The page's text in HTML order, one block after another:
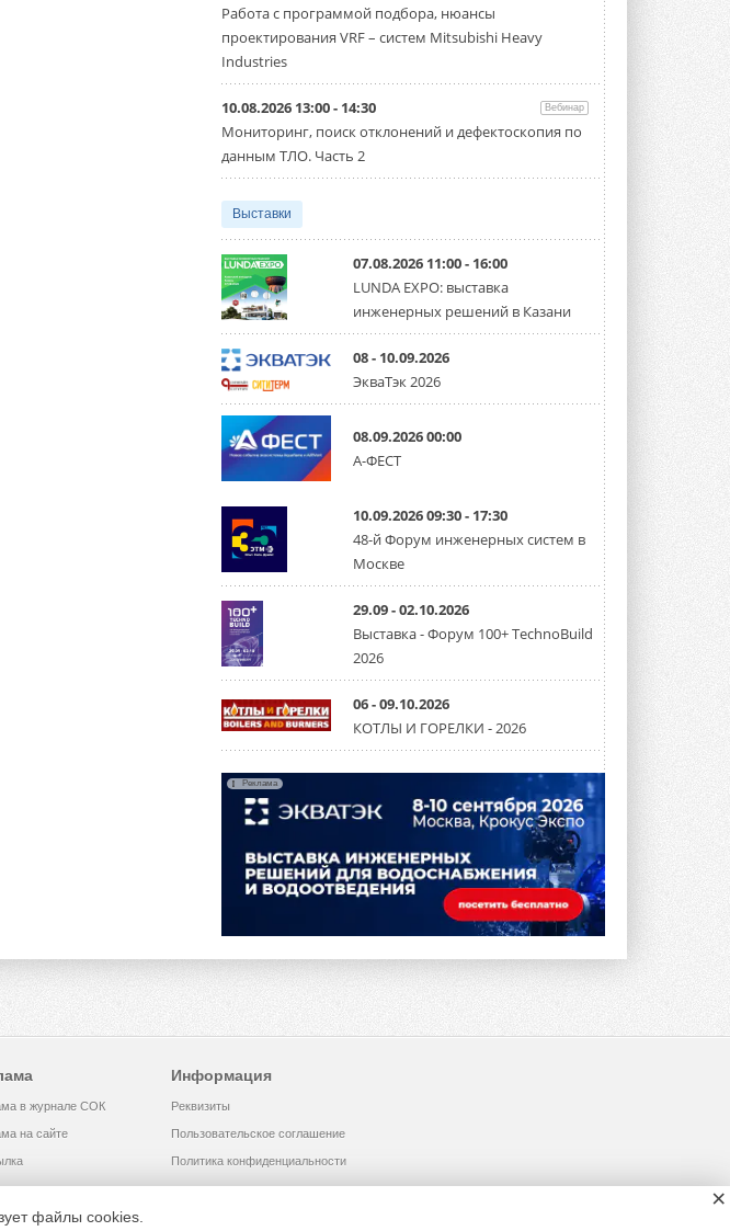
Работа с программой подбора, нюансы
проектирования VRF – систем Mitsubishi Heavy
Industries
10.08.2026 13:00 - 14:30 Вебинар
Мониторинг, поиск отклонений и дефектоскопия по
данным ТЛО. Часть 2
Выставки
07.08.2026 11:00 - 16:00
LUNDA EXPO: выставка
инженерных решений в Казани
08 - 10.09.2026
ЭкваТэк 2026
08.09.2026 00:00
А-ФЕСТ
10.09.2026 09:30 - 17:30
48-й Форум инженерных систем в
Москве
29.09 - 02.10.2026
Выставка - Форум 100+ TechnoBuild
2026
06 - 09.10.2026
КОТЛЫ И ГОРЕЛКИ - 2026
Реклама
в журнале СОК
на сайте
Информация
Реквизиты
Пользовательское соглашение
Политика конфиденциальности
файлы cookies.
×